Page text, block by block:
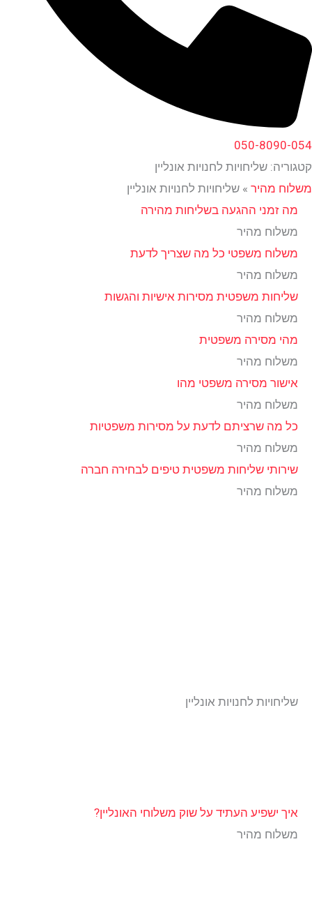
050-8090-054
קטגוריה: שליחויות לחנויות אונליין
משלוח מהיר » שליחויות לחנויות אונליין
מה זמני ההגעה בשליחות מהירה
משלוח מהיר
משלוח משפטי כל מה שצריך לדעת
משלוח מהיר
שליחות משפטית מסירות אישיות והגשות
משלוח מהיר
מהי מסירה משפטית
משלוח מהיר
אישור מסירה משפטי מהו
משלוח מהיר
כל מה שרציתם לדעת על מסירות משפטיות
משלוח מהיר
שירותי שליחות משפטית טיפים לבחירה חברה
משלוח מהיר
שליחויות לחנויות אונליין
איך ישפיע העתיד על שוק משלוחי האונליין?
משלוח מהיר